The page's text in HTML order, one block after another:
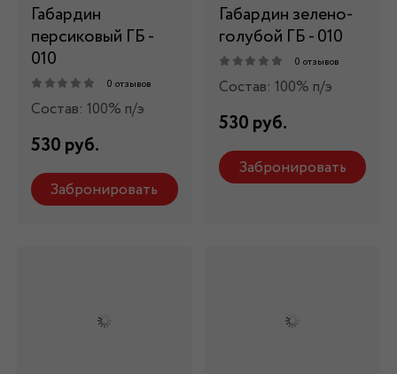
Габардин
персиковый ГБ -
010
0 отзывов
Состав: 100% п/э
530 руб.
Забронировать
Габардин зелено-
голубой ГБ - 010
0 отзывов
Состав: 100% п/э
530 руб.
Забронировать